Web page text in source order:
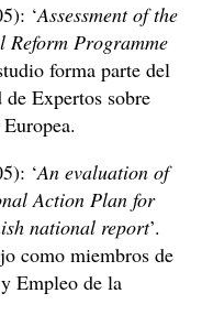
‘Assessment of the
Reform Programme
forma parte del
Expertos sobre
‘An evaluation of
Action Plan for
national report’.
como miembros de
Empleo de la